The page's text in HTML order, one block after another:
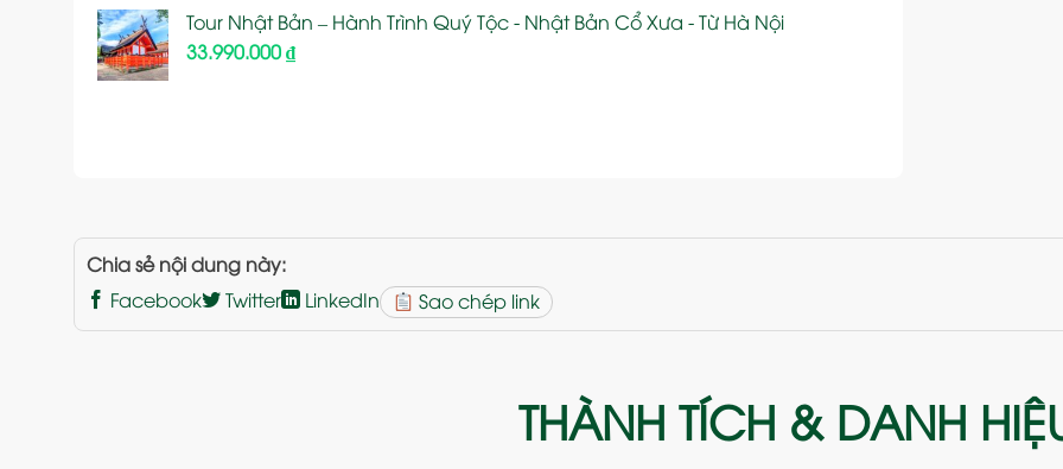
Tour Nhật Bản – Hành Trình Quý Tộc - Nhật Bản Cổ Xưa - Từ Hà Nội
33.990.000₫
Chia sẻ nội dung này:
Facebook
Twitter LinkedIn Sao chép link
THÀNH TÍCH & DANH